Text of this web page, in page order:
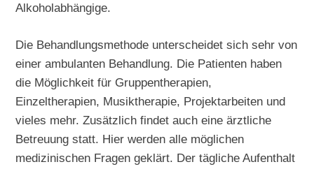
Alkoholabhängige.
Die Behandlungsmethode unterscheidet sich sehr von
einer ambulanten Behandlung. Die Patienten haben
die Möglichkeit für Gruppentherapien,
Einzeltherapien, Musiktherapie, Projektarbeiten und
vieles mehr. Zusätzlich findet auch eine ärztliche
Betreuung statt. Hier werden alle möglichen
medizinischen Fragen geklärt. Der tägliche Aufenthalt